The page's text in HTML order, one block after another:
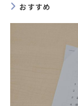
おすすめ